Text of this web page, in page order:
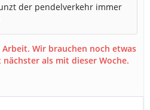
der pendelverkehr immer
Wir brauchen noch etwas
als mit dieser Woche.